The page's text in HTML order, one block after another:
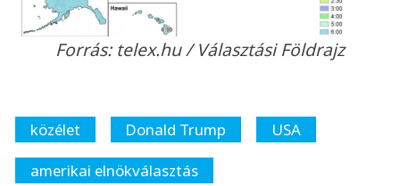
Forrás: telex.hu / Választási Földrajz
közélet Donald Trump
USA
amerikai elnökválasztás